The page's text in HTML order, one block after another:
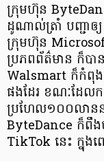
ក្រុមហ៊ុន
ដូណាល់ត្រាំ បញ្ជា​ឲ្
ក្រុមហ៊ុន​
ប្រភពព័ត៌មាន ក៏បា
Walsmart ក៏កំពុង​
ផងដែរ ខណៈដែល​កម្
ប្រហែល​១០០លាន​
ByteDance ក៏ពឹង
TikTok នេះ ក្នុង​